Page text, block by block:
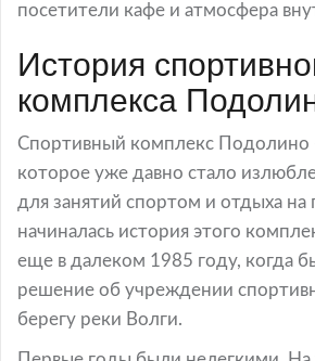
посетители кафе и атмосфера
История
комплекса
Спортивный комплекс Подолино
которое уже давно стало
для занятий спортом и отдыха на
начиналась история этого
еще в далеком 1985 году, когда
решение об учреждении
берегу реки Волги.